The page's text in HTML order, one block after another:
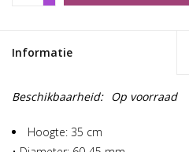
Informatie
Beschikbaarheid: Op voorraad
Hoogte: 35 cm